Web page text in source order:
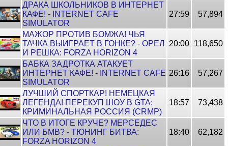
ДРАКА ШКОЛЬНИКОВ В ИНТЕРНЕТ
КАФЕ! - INTERNET CAFE
SIMULATOR
27:59 57,894
МАЖОР ПРОТИВ БОМЖА! ЧЬЯ
ТАЧКА ВЫИГРАЕТ В ГОНКЕ? - ОРЕЛ
И РЕШКА: FORZA HORIZON 4
20:00 118,650
БАБКА ЗАДРОТКА АТАКУЕТ
ИНТЕРНЕТ КАФЕ! - INTERNET CAFE
SIMULATOR
26:16 57,267
ЛУЧШИЙ СПОРТКАР! НЕМЕЦКАЯ
ЛЕГЕНДА! ПЕРЕКУП ШОУ В GTA:
КРИМИНАЛЬНАЯ РОССИЯ (CRMP)
18:57 73,438
ЧТО В ИТОГЕ КРУЧЕ? МЕРСЕДЕС
ИЛИ БМВ? - ТЮНИНГ БИТВА:
FORZA HORIZON 4
18:40 62,182